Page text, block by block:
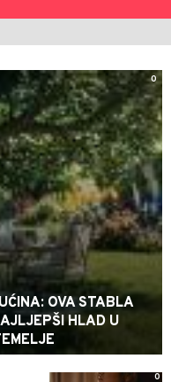
0
OVA STABLA
HLAD U
0